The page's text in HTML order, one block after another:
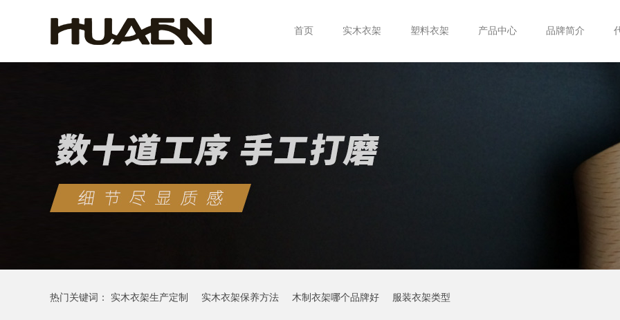
首页 实木衣架 塑料衣架 产品中心 品牌简介
热门关键词： 实木衣架生产定制 实木衣架保养方法 木制衣架哪个品牌好 服装衣架类型